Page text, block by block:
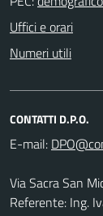
Uffici e orari
Numeri utili
CONTATTI D.P.O.
E-mail:
Via Sacra San
Referente: Ing.